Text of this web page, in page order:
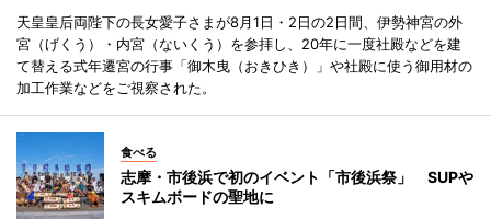
天皇皇后両陛下の長女愛子さまが8月1日・2日の2日間、伊勢神宮の外
宮（げくう）・内宮（ないくう）を参拝し、20年に一度社殿などを建
て替える式年遷宮の行事「御木曳（おきひき）」や社殿に使う御用材の
加工作業などをご視察された。
食べる
志摩・市後浜で初のイベント「市後浜祭」 SUPや
スキムボードの聖地に